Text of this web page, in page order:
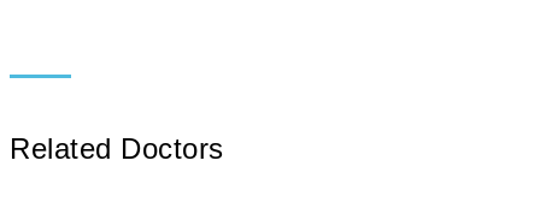
Related Doctors